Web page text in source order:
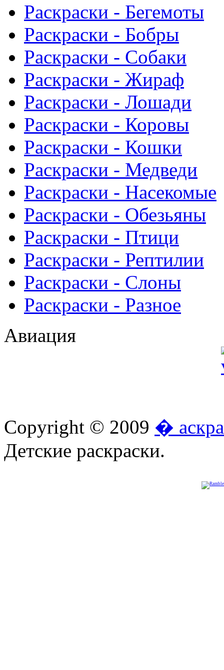
Раскраски - Бегемоты
Раскраски - Бобры
Раскраски - Собаки
Раскраски - Жираф
Раскраски - Лошади
Раскраски - Коровы
Раскраски - Кошки
Раскраски - Медведи
Раскраски - Насекомые
Раскраски - Обезьяны
Раскраски - Птици
Раскраски - Рептилии
Раскраски - Слоны
Раскраски - Разное
Авиация
Copyright © 2009 �
Детские раскраски.